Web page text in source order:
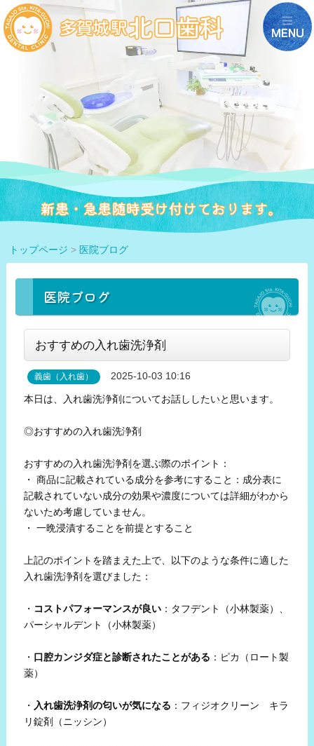
トップページ > 医院ブログ
医院ブログ
おすすめの入れ歯洗浄剤
義歯（入れ歯） 2025-10-03 10:16
本日は、入れ歯洗浄剤についてお話ししたいと思います。
◎おすすめの入れ歯洗浄剤
おすすめの入れ歯洗浄剤を選ぶ際のポイント：
・ 商品に記載されている成分を参考にすること：成分表に
記載されていない成分の効果や濃度については詳細がわから
ないため考慮していません。
・ 一晩浸漬することを前提とすること
上記のポイントを踏まえた上で、以下のような条件に適した
入れ歯洗浄剤を選びました：
・ コストパフォーマンスが良い：タフデント（小林製薬）、
パーシャルデント（小林製薬）
・ 口腔カンジダ症と診断されたことがある ：ピカ（ロート製
薬）
・ 入れ歯洗浄剤の匂いが気になる ：フィジオクリーン キラ
リ錠剤（ニッシン）